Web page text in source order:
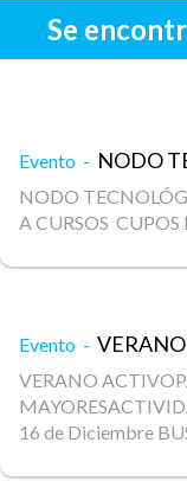
Se
Evento - NODO
NODO
A CURSOS
Evento -
VERANO
16 de Diciembre